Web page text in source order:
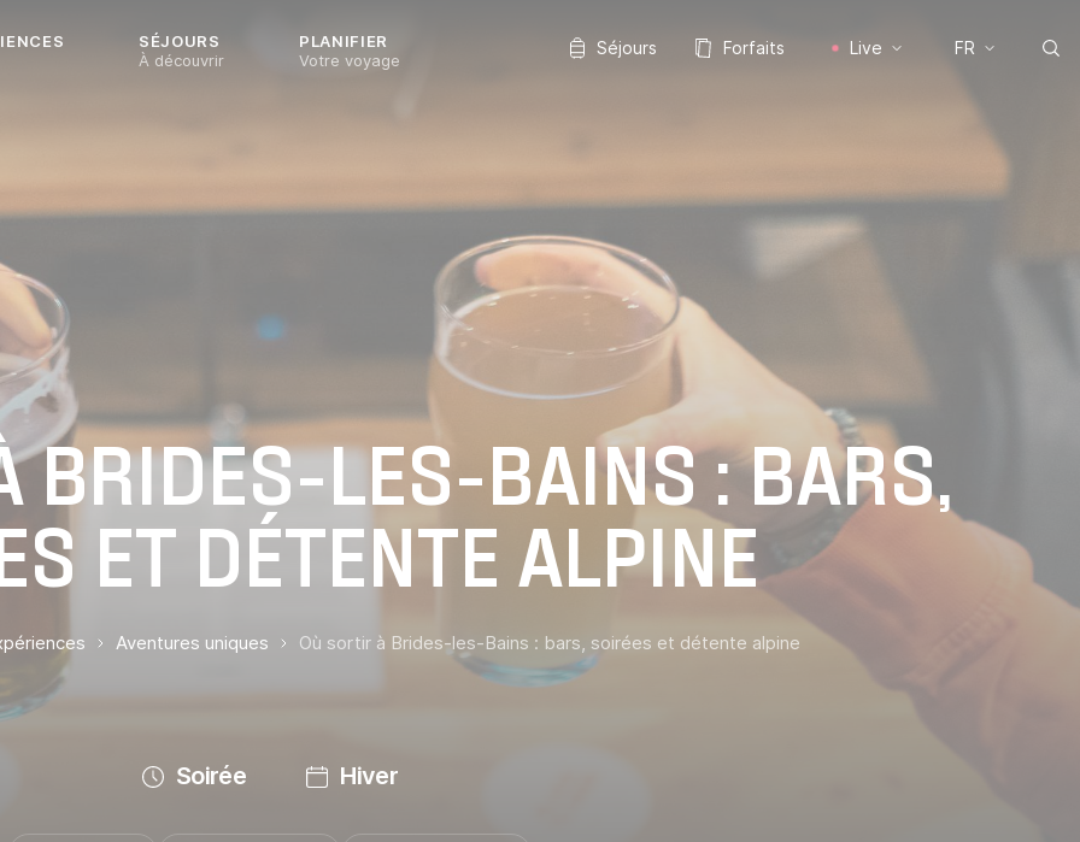
SÉJOURS
À découvrir
PLANIFIER
Votre voyage
Séjours Forfaits Live FR
BRIDES-LES-BAINS : BARS,
ET DÉTENTE ALPINE
Aventures uniques Où sortir à Brides-les-Bains : bars, soirées et détente alpine
Soirée Hiver